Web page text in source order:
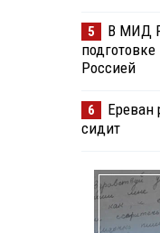
5
В МИД
Россией
6
Ереван
сидит